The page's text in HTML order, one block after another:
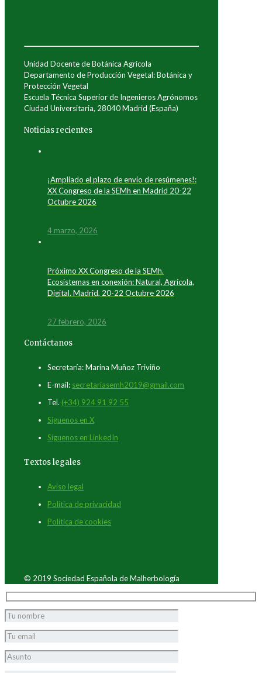
Unidad Docente de Botánica Agrícola
Departamento de Producción Vegetal: Botánica y
Protección Vegetal
Escuela Técnica Superior de Ingenieros Agrónomos
Ciudad Universitaria, 28040 Madrid (España)
Noticias recientes
¡Ampliado el plazo de envío de resúmenes!:
XX Congreso de la SEMh en Madrid 20-22
Octubre 2026
4 marzo, 2026
Próximo XX Congreso de la SEMh.
Ecosistemas en conexión: Natural, Agrícola,
Digital. Madrid, 20-22 Octubre 2026
27 febrero, 2026
Contáctanos
Secretaría: Marina Muñoz Triviño
E-mail: secretariasemh2019@gmail.com
Tel. (+34) 924 91 92 55
Síguenos en X
Síguenos en LinkedIn
Textos legales
Aviso legal
Política de privacidad
Política de cookies
© 2019 Sociedad Española de Malherbología